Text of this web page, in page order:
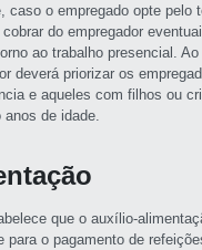
caso o empregado opte pelo
do empregador
ao trabalho presencial.
deverá priorizar os
e aqueles com filhos ou
de idade.
que o auxílio-
para o pagamento de